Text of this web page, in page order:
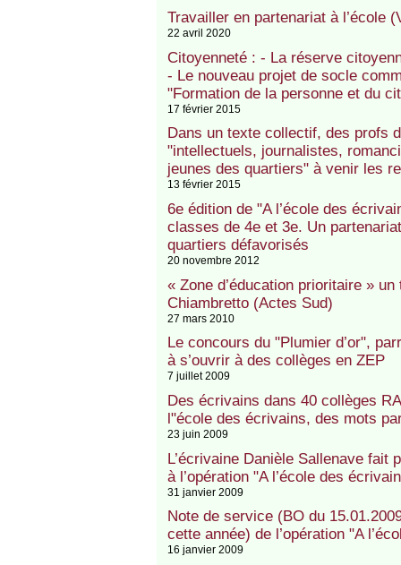
Travailler en partenariat à l’école
22 avril 2020
Citoyenneté : - La réserve
- Le nouveau projet de socle
"Formation de la personne et du
17 février 2015
Dans un texte collectif, des profs
"intellectuels, journalistes,
jeunes des quartiers" à venir les
13 février 2015
6e édition de "A l’école des
classes de 4e et 3e. Un
quartiers défavorisés
20 novembre 2012
« Zone d’éducation prioritaire »
Chiambretto (Actes Sud)
27 mars 2010
Le concours du "Plumier d’or",
à s’ouvrir à des collèges en ZEP
7 juillet 2009
Des écrivains dans 40 collèges
l"école des écrivains, des mots
23 juin 2009
L’écrivaine Danièle Sallenave fait
à l’opération "A l’école des
31 janvier 2009
Note de service (BO du
cette année) de l’opération "A
16 janvier 2009